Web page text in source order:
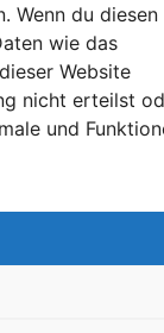
Wenn du diesen
wie das
Website
nicht erteilst
und